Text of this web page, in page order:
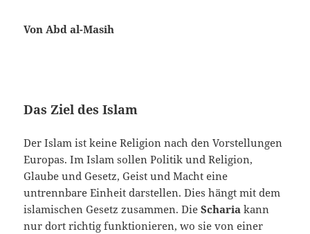
Von Abd al-Masih
Das Ziel des Islam
Der Islam ist keine Religion nach den Vorstel­lungen
Europas. Im Islam sollen Politik und Re­ligion,
Glaube und Gesetz, Geist und Macht eine
untrennbare Einheit darstellen. Dies hängt mit dem
islamischen Gesetz zusammen. DieSchariakann
nur dort richtig funktionieren, wo sie von einer